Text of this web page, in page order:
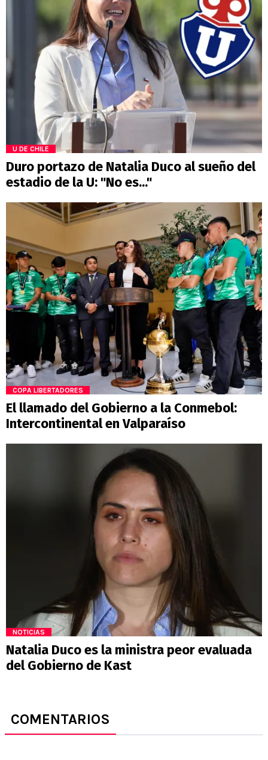
U DE CHILE
Duro portazo de Natalia Duco al sueño del
estadio de la U: "No es..."
COPA LIBERTADORES
El llamado del Gobierno a la Conmebol:
Intercontinental en Valparaíso
NOTICIAS
Natalia Duco es la ministra peor evaluada
del Gobierno de Kast
COMENTARIOS